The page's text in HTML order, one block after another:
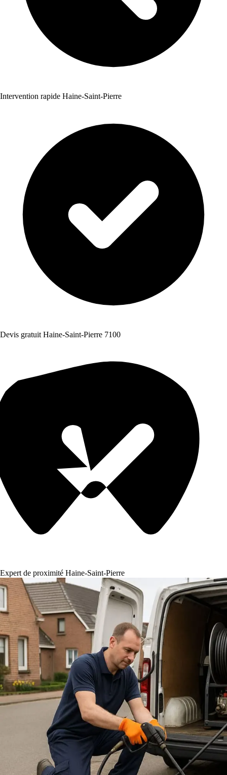
Intervention rapide Haine-Saint-Pierre
Devis gratuit Haine-Saint-Pierre 7100
Expert de proximité Haine-Saint-Pierre